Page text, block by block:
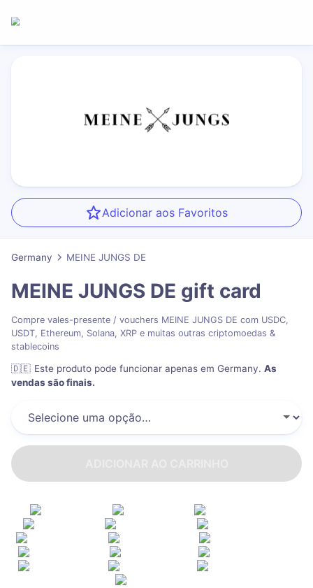
Adicionar aos Favoritos
Germany MEINE JUNGS DE
MEINE JUNGS DE gift card
Compre vales-presente / vouchers MEINE JUNGS DE com USDC,
USDT, Ethereum, Solana, XRP e muitas outras criptomoedas &
stablecoins
🇩🇪 Este produto pode funcionar apenas em Germany. As
vendas são finais.